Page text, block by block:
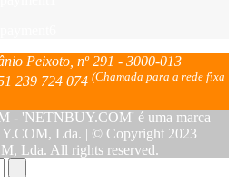
Peixoto, nº 291 - 3000-013
239 724 074 (Chamada para a rede fixa
- 'NETNBUY.COM' é uma marca
Lda. | © Copyright 2023
Lda. All rights reserved.